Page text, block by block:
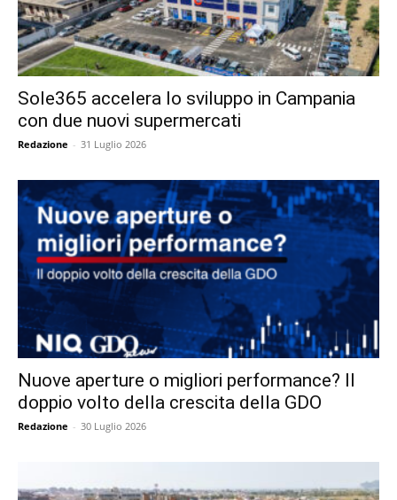
Sole365 accelera lo sviluppo in Campania
con due nuovi supermercati
Redazione - 31 Luglio 2026
Nuove aperture o migliori performance? Il
doppio volto della crescita della GDO
Redazione - 30 Luglio 2026